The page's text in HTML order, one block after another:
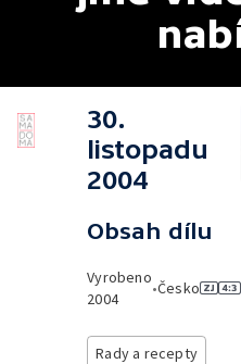
30.
listopadu
2004
Obsah dílu
Vyrobeno
2004
•Česko
Rady a recepty